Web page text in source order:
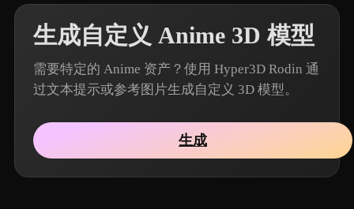
生成自定义 Anime 3D 模型
需要特定的 Anime 资产？使用 Hyper3D Rodin 通
过文本提示或参考图片生成自定义 3D 模型。
生成